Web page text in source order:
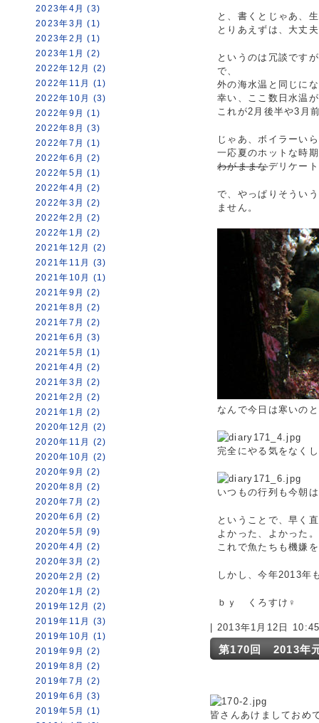
2023年4月 (3)
2023年3月 (1)
2023年2月 (1)
2023年1月 (2)
2022年12月 (2)
2022年11月 (1)
2022年10月 (3)
2022年9月 (1)
2022年8月 (3)
2022年7月 (1)
2022年6月 (2)
2022年5月 (1)
2022年4月 (2)
2022年3月 (2)
2022年2月 (2)
2022年1月 (2)
2021年12月 (2)
2021年11月 (3)
2021年10月 (1)
2021年9月 (2)
2021年8月 (2)
2021年7月 (2)
2021年6月 (3)
2021年5月 (1)
2021年4月 (2)
2021年3月 (2)
2021年2月 (2)
2021年1月 (2)
2020年12月 (2)
2020年11月 (2)
2020年10月 (2)
2020年9月 (2)
2020年8月 (2)
2020年7月 (2)
2020年6月 (2)
2020年5月 (9)
2020年4月 (2)
2020年3月 (2)
2020年2月 (2)
2020年1月 (2)
2019年12月 (2)
2019年11月 (3)
2019年10月 (1)
2019年9月 (2)
2019年8月 (2)
2019年7月 (2)
2019年6月 (3)
2019年5月 (1)
と、書くとじゃあ、
とりあえずは、大丈
というのは冗談です
で、
外の海水温と同じに
幸い、ここ数日水温
これが2月後半や3月
じゃあ、ボイラーい
一応夏のホットな時
わがままなデリケー
で、やっぱりそうい
ません。
なんで今日は寒いの
完全にやる気をなく
いつもの行列も今朝
ということで、早く
よかった、よかった。
これで魚たちも機嫌
しかし、今年2013年
ｂｙ くろすけ♀
| 2013年1月12日
第170回 2013年
皆さんあけましておめ